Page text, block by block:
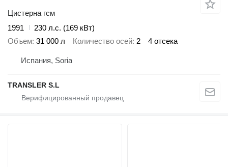
Цистерна гсм
1991
230 л.с. (169 кВт)
Объем 31 000 л Количество осей 2 4 отсека
Испания, Soria
TRANSLER S.L